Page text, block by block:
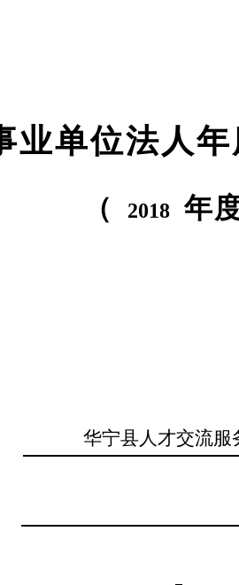
业单位法人
（ 2018 年
华宁县人才交流服